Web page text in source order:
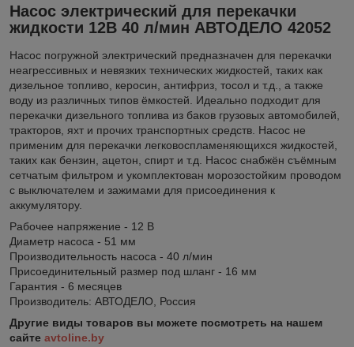
Насос электрический для перекачки
жидкости 12В 40 л/мин АВТОДЕЛО 42052
Насос погружной электрический предназначен для перекачки
неагрессивных и невязких технических жидкостей, таких как
дизельное топливо, керосин, антифриз, тосол и т.д., а также
воду из различных типов ёмкостей. Идеально подходит для
перекачки дизельного топлива из баков грузовых автомобилей,
тракторов, яхт и прочих транспортных средств. Насос не
применим для перекачки легковоспламеняющихся жидкостей,
таких как бензин, ацетон, спирт и т.д. Насос снабжён съёмным
сетчатым фильтром и укомплектован морозостойким проводом
с выключателем и зажимами для присоединения к
аккумулятору.
Рабочее напряжение - 12 В
Диаметр насоса - 51 мм
Производительность насоса - 40 л/мин
Присоединительный размер под шланг - 16 мм
Гарантия - 6 месяцев
Производитель: АВТОДЕЛО, Россия
Другие виды товаров вы можете посмотреть на нашем
сайте avtoline.by